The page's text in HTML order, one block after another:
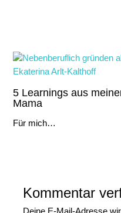
5 Learnings aus
Mama
Für mich…
Kommentar
Deine E-Mail-Adresse